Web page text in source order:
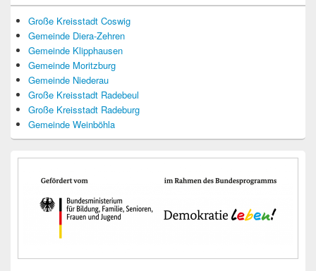
Große Kreisstadt Coswig
Gemeinde Diera-Zehren
Gemeinde Klipphausen
Gemeinde Moritzburg
Gemeinde Niederau
Große Kreisstadt Radebeul
Große Kreisstadt Radeburg
Gemeinde Weinböhla